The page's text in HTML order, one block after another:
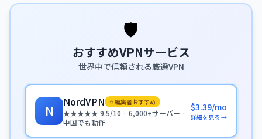
🛡️
おすすめVPNサービス
世界中で信頼される厳選VPN
N
NordVPN ⭐ 編集者おすすめ
★★★★★ 9.5/10 · 6,000+サーバー ·
中国でも動作
$3.39/mo
詳細を見る →